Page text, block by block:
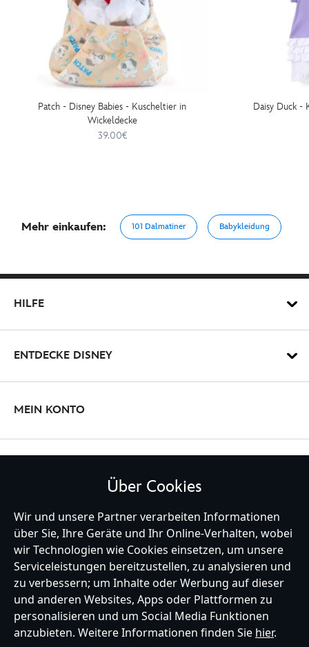
Patch - Disney Babies - Kuscheltier in
Wickeldecke
39.00€
Daisy Duck -
Mehr einkaufen: 101 Dalmatiner Babykleidung
HILFE
ENTDECKE DISNEY
MEIN KONTO
Germany
Hilfe Nutzungsbedingungen Datenschutzerklärung
Site Map
Richtlinien für Cookies
EU Datenschutzhinweis
Impressum
Allgemeine Verkaufsbedingungen
Über Cookies
Wir und unsere Partner verarbeiten Informationen
über Sie, Ihre Geräte und Ihr Online-Verhalten, wobei
wir Technologien wie Cookies einsetzen, um unsere
Serviceleistungen bereitzustellen, zu analysieren und
zu verbessern; um Inhalte oder Werbung auf dieser
und anderen Websites, Apps oder Plattformen zu
personalisieren und um Social Media Funktionen
anzubieten. Weitere Informationen finden Sie hier.